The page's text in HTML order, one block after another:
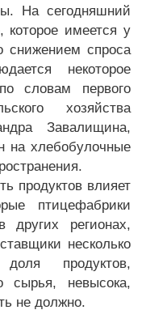
На сегодняшний
которое имеется у
снижением спроса
некоторое
словам первого
хозяйства
Завалищина,
на хлебобулочные
продуктов влияет
птицефабрики
других регионах,
несколько
продуктов,
сырья, невысока,
не должно.